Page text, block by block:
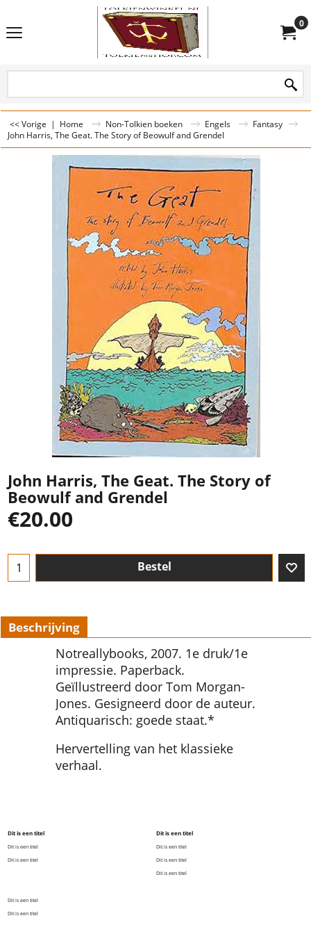
0
<< Vorige | Home Non-Tolkien boeken Engels
Fantasy
John Harris, The Geat. The Story of Beowulf and Grendel
John Harris, The Geat. The Story of
Beowulf and Grendel
€20.00
Bestel
Beschrijving
Notreallybooks, 2007. 1e druk/1e
impressie. Paperback.
Geïllustreerd door Tom Morgan-
Jones. Gesigneerd door de auteur.
Antiquarisch: goede staat.*
Hervertelling van het klassieke
verhaal.
Dit is een titel
Dit is een titel
Dit is een titel
Dit is een titel
Dit is een titel
Dit is een titel
Dit is een titel
Dit is een titel
Dit is een titel